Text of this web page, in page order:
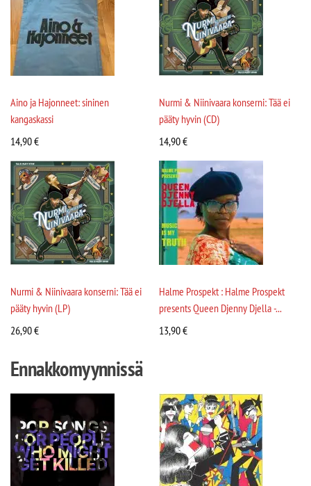
Aino ja Hajonneet: sininen
kangaskassi
14,90€
Nurmi & Niinivaara konserni: Tää ei
pääty hyvin (CD)
14,90€
Nurmi & Niinivaara konserni: Tää ei
pääty hyvin (LP)
26,90€
Halme Prospekt : Halme Prospekt
presents Queen Djenny Djella -...
13,90€
Ennakkomyynnissä